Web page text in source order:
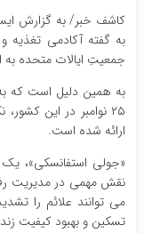
کاشف خبر/ به گزارش
به گفته آکادمی تغذیه
جمعیتِ ایالات متحده به
۲۵ نوامبر در این
ارائه شده است.
«جولی استفانسکی»،
نقش مهمی در مدیریت
می توانند علائم را
تسکین و بهبود کیفیت